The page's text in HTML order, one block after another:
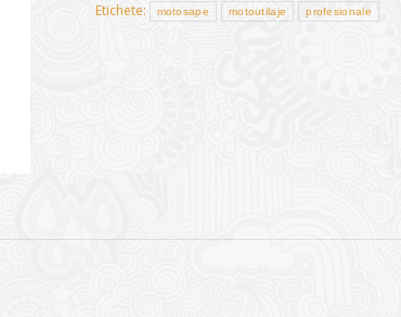
Etichete:
motosape motoutilaje profesionale